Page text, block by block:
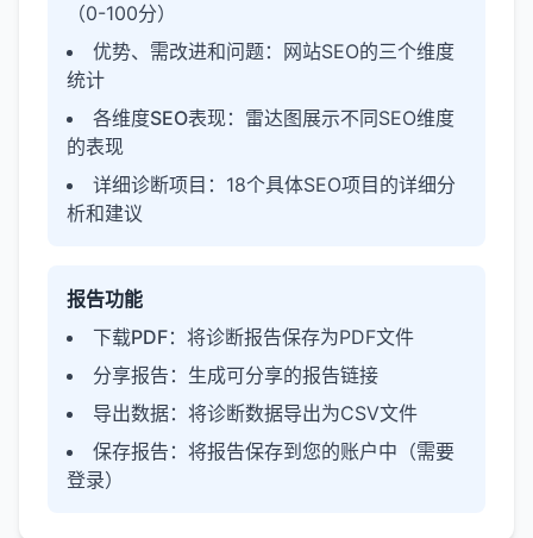
（0-100分）
优势、需改进和问题：网站SEO的三个维度
统计
各维度SEO表现：雷达图展示不同SEO维度
的表现
详细诊断项目 ：18个具体SEO项目的详细分
析和建议
报告功能
下载PDF：将诊断报告保存为PDF文件
分享报告 ：生成可分享的报告链接
导出数据：将诊断数据导出为CSV文件
保存报告 ：将报告保存到您的账户中（需要
登录）